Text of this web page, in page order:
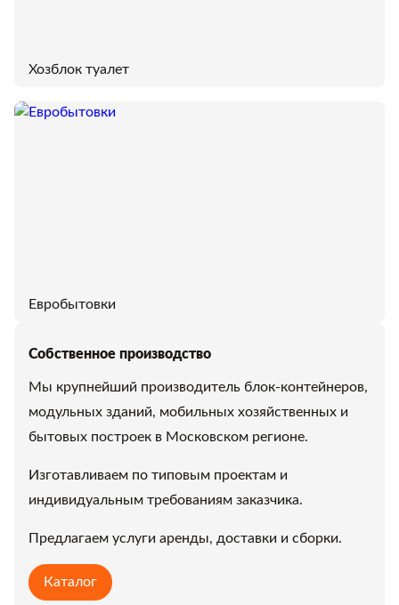
Хозблок туалет
Евробытовки
Собственное производство
Мы крупнейший производитель блок-контейнеров,
модульных зданий, мобильных хозяйственных и
бытовых построек в Московском регионе.
Изготавливаем по типовым проектам и
индивидуальным требованиям заказчика.
Предлагаем услуги аренды, доставки и сборки.
Каталог